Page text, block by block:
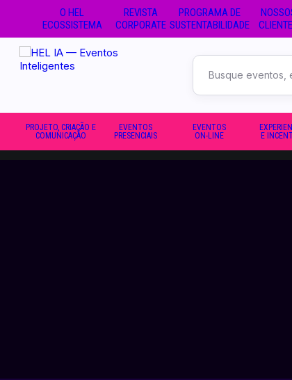
O HEL
ECOSSISTEMA
REVISTA
CORPORATE
PROGRAMA DE
SUSTENTABILIDADE
PROJETO, CRIAÇÃO E
COMUNICAÇÃO
EVENTOS
PRESENCIAIS
EVENTOS
ON-LINE
E